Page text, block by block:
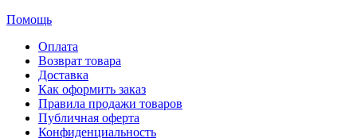
Помощь
Оплата
Возврат товара
Доставка
Как оформить заказ
Правила продажи товаров
Публичная оферта
Конфиденциальность